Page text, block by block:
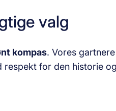
valg
kompas. Vores
for den historie